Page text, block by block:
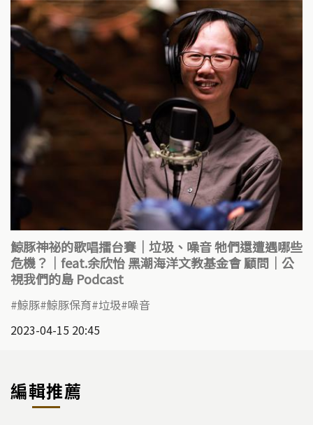
鯨豚神祕的歌唱擂台賽｜垃圾、噪音 牠們還遭遇哪些
危機？｜feat.余欣怡 黑潮海洋文教基金會 顧問｜公
視我們的島 Podcast
鯨豚 鯨豚保育 垃圾 噪音
2023-04-15 20:45
編輯推薦